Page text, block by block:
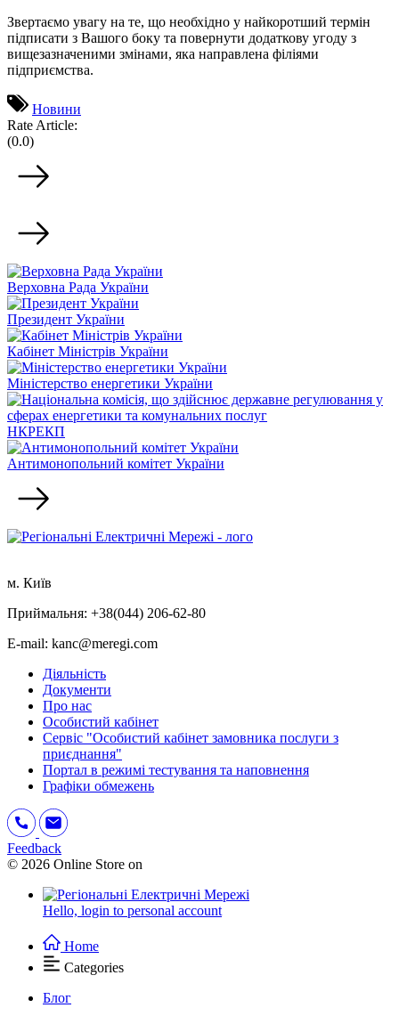
Звертаємо увагу на те, що необхідно у найкоротший термін
підписати з Вашого боку та повернути додаткову угоду з
вищезазначеними змінами, яка направлена філіями
підприємства.
Новини
Rate Article:
(0.0)
Верховна Рада України
Президент України
Кабінет Міністрів України
Міністерство енергетики України
НКРЕКП
Антимонопольний комітет України
м. Київ
Приймальня: +38(044) 206-62-80
E-mail: kanc@meregi.com
Діяльність
Документи
Про нас
Особистий кабінет
Сервіс "Особистий кабінет замовника послуги з
приєднання"
Портал в режимі тестування та наповнення
Графіки обмежень
Feedback
© 2026 Online Store on
Hello, login to personal account
Home
Categories
Блог